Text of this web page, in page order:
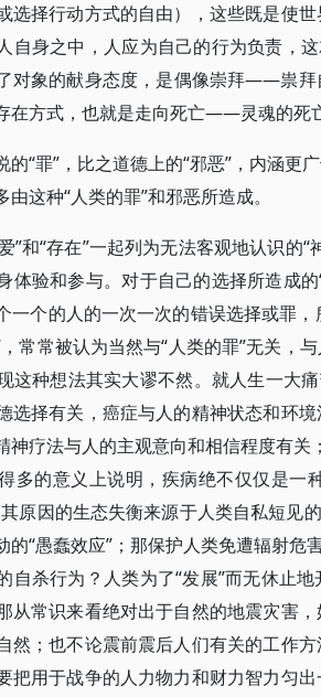
选择行动方式的自由），这些既是使
自身之中，人应为自己的行为负责，这
对象的献身态度，是偶像崇拜——祟拜
在方式，也就是走向死亡——灵魂的死亡
的“罪”，比之道德上的“邪恶”，内涵更
这种“人类的罪”和邪恶所造成。
”和“存在”一起列为无法客观地认识的
体验和参与。对于自己的选择所造成
一个的人的一次一次的错误选择或罪，
常常被认为当然与“人类的罪”无关，
这种想法其实大谬不然。就人生一大
选择有关，癌症与人的精神状态和环
疗法与人的主观意向和相信程度有关
多的意义上说明，疾病绝不仅仅是一
原因的生态失衡来源于人类自私短见
的“愚蠢效应”；那保护人类免遭辐射危
自杀行为？人类为了“发展”而无休止
从常识来看绝对出于自然的地震灾害
然；也不论震前震后人们有关的工作
把用于战争的人力物力和财力智力匀